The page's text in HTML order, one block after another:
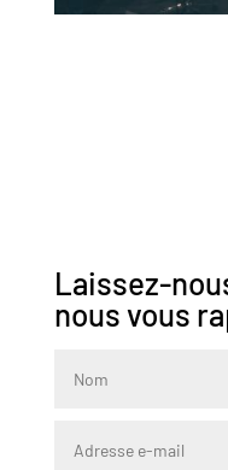
Laissez-
nous vous